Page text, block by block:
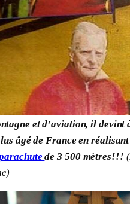
et d’aviation, il devint
âgé de France en
de 3 500 mètres!!!